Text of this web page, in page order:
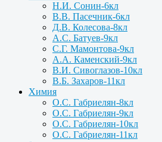
Н.И. Сонин-6кл
В.В. Пасечник-6кл
Д.В. Колесова-8кл
А.С. Батуев-9кл
С.Г. Мамонтова-9кл
А.А. Каменский-9кл
В.И. Сивоглазов-10кл
В.Б. Захаров-11кл
Химия
О.С. Габриелян-8кл
О.С. Габриелян-9кл
О.С. Габриелян-10кл
О.С. Габриелян-11кл